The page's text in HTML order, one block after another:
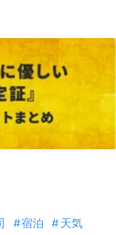
宿泊
天気